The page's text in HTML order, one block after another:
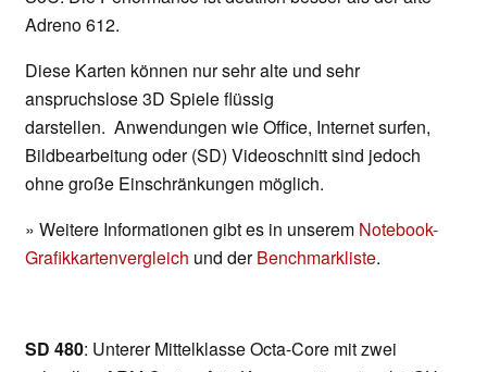
Adreno 612.
Diese Karten können nur sehr alte und sehr
anspruchslose 3D Spiele flüssig
darstellen. Anwendungen wie Office, Internet surfen,
Bildbearbeitung oder (SD) Videoschnitt sind jedoch
ohne große Einschränkungen möglich.
» Weitere Informationen gibt es in unserem Notebook-
Grafikkartenvergleich und derBenchmarkliste.
SD 480: Unterer Mittelklasse Octa-Core mit zwei